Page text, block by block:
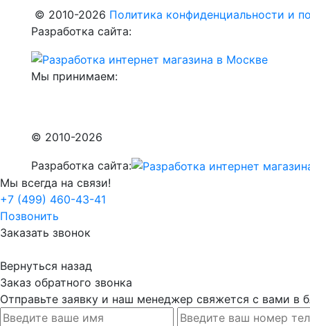
© 2010-2026 Политика конфиденциальности и
Разработка сайта:
Мы принимаем:
© 2010-2026
Разработка сайта:
Мы всегда на связи!
+7 (499) 460-43-41
Позвонить
Заказать звонок
Вернуться назад
Заказ обратного звонка
Отправьте заявку и наш менеджер свяжется с вами в